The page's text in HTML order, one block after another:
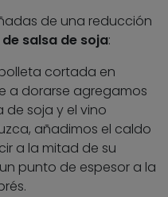
de una reducción
salsa de soja:
cortada en
a dorarse agregamos
soja y el vino
añadimos el caldo
a la mitad de su
punto de espesor a la